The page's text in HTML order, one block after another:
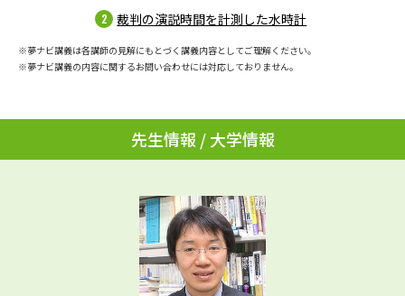
Ｑ＆Ａ よくあるご質問 大学進学IDについて
個人情報取扱規定
訂正のご案内
裁判の演説時間を計測した水時計
※夢ナビ講義は各講師の見解にもとづく講義内容としてご理解ください。
※夢ナビ講義の内容に関するお問い合わせには対応しておりません。
先生情報 / 大学情報